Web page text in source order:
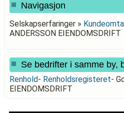
Navigasjon
Selskapserfaringer »
ANDERSSON EIENDOMSDRIFT
Se bedrifter i samme by,
Renhold- Renholdsregisteret-
EIENDOMSDRIFT